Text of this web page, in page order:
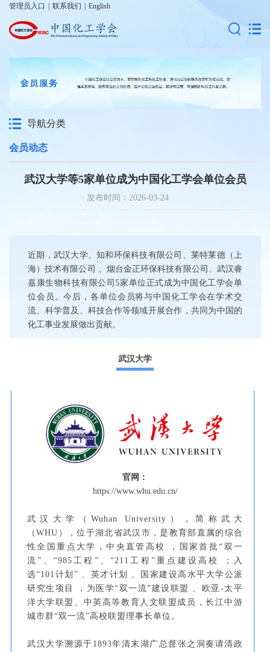
管理员入口 联系我们 English
导航分类
会员动态
武汉大学等5家单位成为中国化工学会单位会员
发布时间：2026-03-24
近期，武汉大学、知和环保科技有限公司、莱特莱德（上
海）技术有限公司 、烟台金正环保科技有限公司、武汉睿
嘉康生物科技有限公司5家单位正式成为中国化工学会单
位会员。今后，各单位会员将与中国化工学会在学术交
流、科学普及、科技合作等领域开展合作，共同为中国的
化工事业发展做出贡献。
武汉大学
官网：
https://www.whu.edu.cn/
武汉大学（Wuhan University），简称武大
（WHU），位于湖北省武汉市，是教育部直属的综合
性全国重点大学，中央直管高校 ，国家首批“双一
流”、“985工程”、“211工程”重点建设高校 ；入
选“101计划” 、英才计划 、国家建设高水平大学公派
研究生项目 ，为医学“双一流”建设联盟 、欧亚-太平
洋大学联盟、中英高等教育人文联盟成员，长江中游
城市群“双一流”高校联盟理事长单位。
武汉大学溯源于1893年清末湖广总督张之洞奏请清政